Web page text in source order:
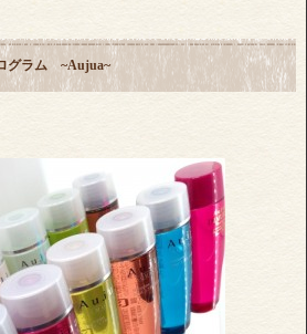
グラム ~Aujua~